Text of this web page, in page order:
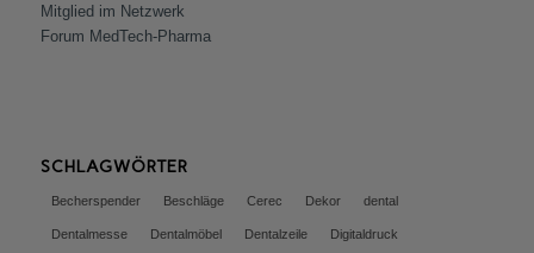
Mitglied im Netzwerk
Forum MedTech-Pharma
SCHLAGWÖRTER
Becherspender Beschläge Cerec Dekor dental
Dentalmesse Dentalmöbel Dentalzeile Digitaldruck